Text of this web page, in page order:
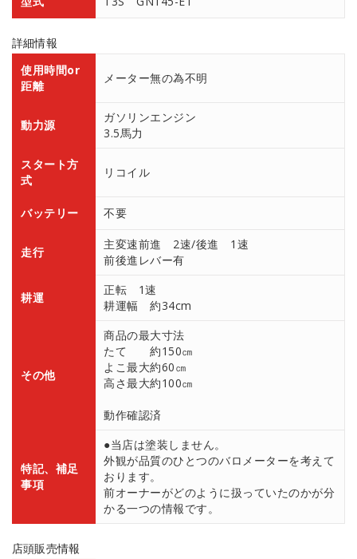
詳細情報
使用時間or
距離
メーター無の為不明
動力源
ガソリンエンジン
3.5馬力
スタート方
式
リコイル
バッテリー 不要
走行
主変速前進 2速/後進 1速
前後進レバー有
耕運
正転 1速
耕運幅 約34cm
その他
商品の最大寸法
たて 約150㎝
よこ最大約60㎝
高さ最大約100㎝
動作確認済
特記、補足
事項
●当店は塗装しません。
外観が品質のひとつのバロメーターを考えて
おります。
前オーナーがどのように扱っていたのかが分
かる一つの情報です。
店頭販売情報